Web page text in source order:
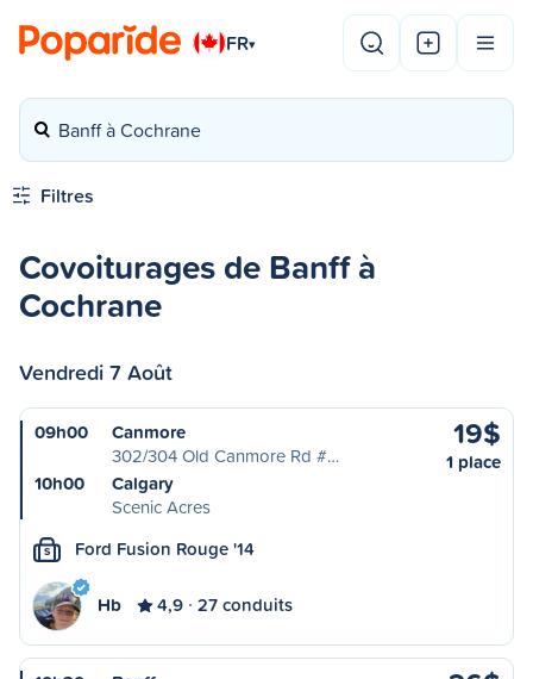
FR▾
Banff à Cochrane
Filtres
Covoiturages de Banff à
Cochrane
Vendredi 7 Août
09h00
Canmore
302/304 Old Canmore Rd #…
10h00
Calgary
Scenic Acres
19$
1 place
S Ford Fusion Rouge '14
Hb 4,9 27 conduits